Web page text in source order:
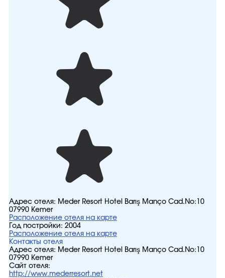
Адрес отеля: Meder Resort Hotel Barış Manço Cad.No:10
07990 Kemer
Расположение отеля на карте
Год постройки: 2004
Расположение отеля на карте
Контакты отеля
Адрес отеля: Meder Resort Hotel Barış Manço Cad.No:10
07990 Kemer
Сайт отеля:
http://www.mederresort.net